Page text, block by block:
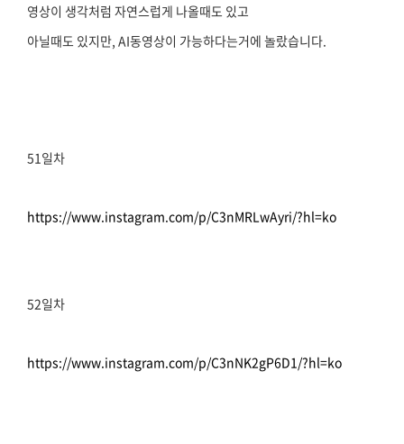
영상이 생각처럼 자연스럽게 나올때도 있고
아닐때도 있지만, AI동영상이 가능하다는거에 놀랐습니다.
51일차
https://www.instagram.com/p/C3nMRLwAyri/?hl=ko
52일차
https://www.instagram.com/p/C3nNK2gP6D1/?hl=ko